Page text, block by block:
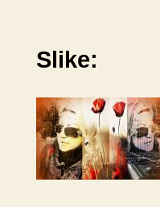
Slike: